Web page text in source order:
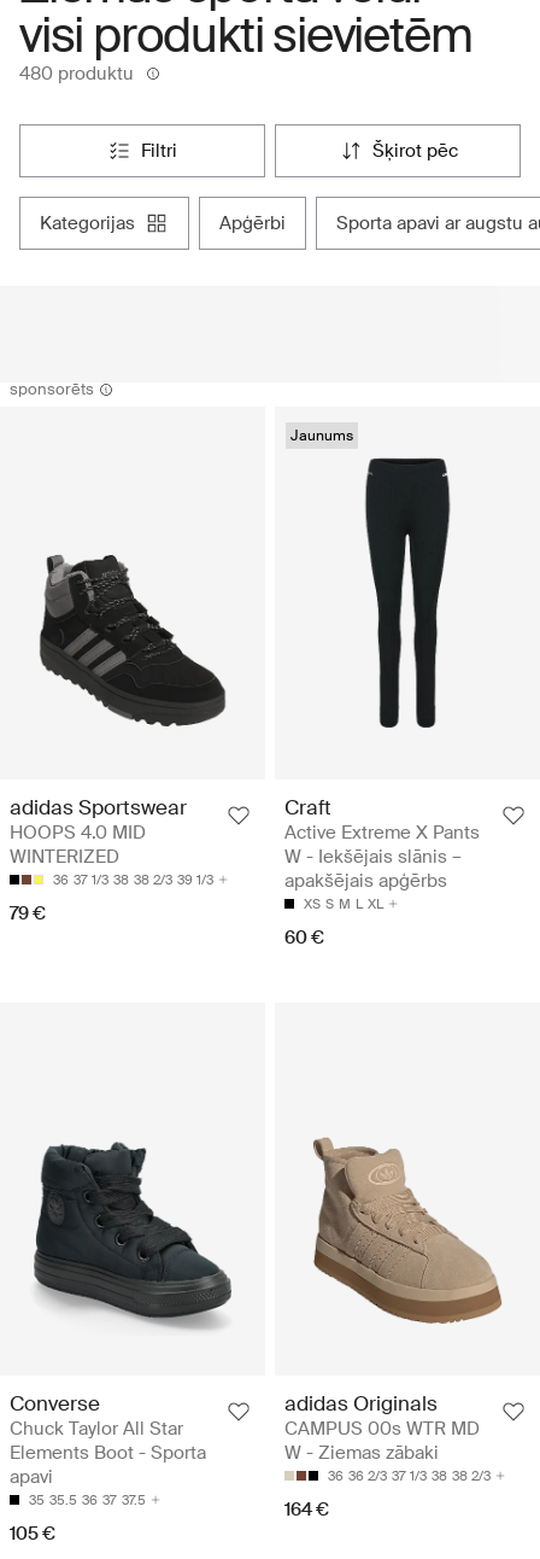
visi produkti sievietēm
480 produktu
filtri šķirot pēc
kategorijas apģērbi sporta apavi ar augstu
sponsorēts
adidas Sportswear
HOOPS 4.0 MID
WINTERIZED
36 37 1/3 38 38 2/3 39 1/3
79 €
Jaunums
Craft
Active Extreme X Pants
W - Iekšējais slānis –
apakšējais apģērbs
XS S M L XL
60 €
Converse
Chuck Taylor All Star
Elements Boot - Sporta
apavi
35 35.5 36 37 37.5
105 €
adidas Originals
CAMPUS 00s WTR MD
W - Ziemas zābaki
36 36 2/3 37 1/3 38 38 2/3
164 €